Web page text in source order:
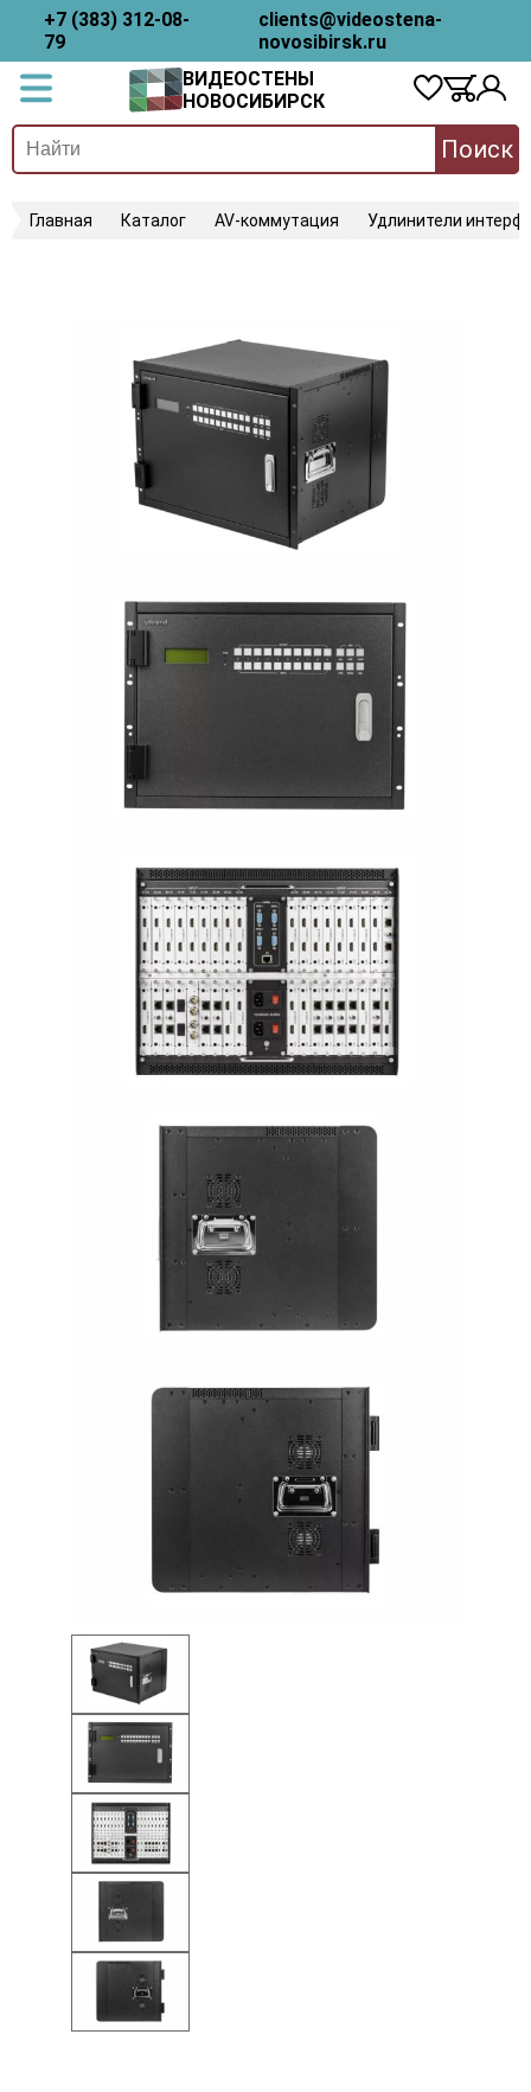
+7 (383) 312-08-
79
clients@videostena-
novosibirsk.ru
ВИДЕОСТЕНЫ
НОВОСИБИРСК
Поиск
Главная Каталог AV-коммутация Удлинители